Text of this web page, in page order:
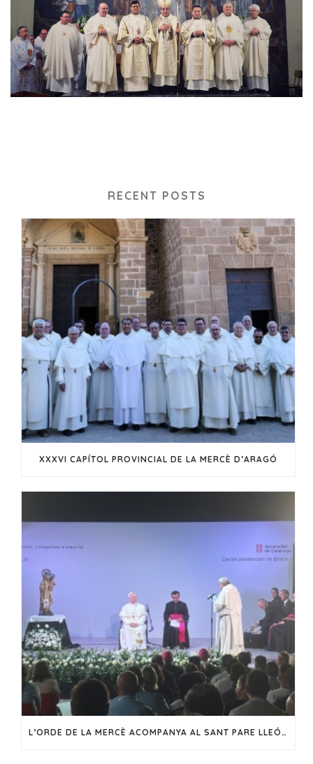
RECENT POSTS
XXXVI CAPÍTOL PROVINCIAL DE LA MERCÈ D’ARAGÓ
L’ORDE DE LA MERCÈ ACOMPANYA AL SANT PARE LLEÓ XIV EN LA SEVA VISITA A CATALUNYA